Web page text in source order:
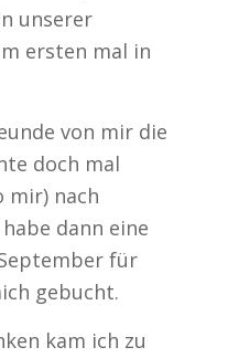
unserer
ersten mal in
von mir die
doch mal
mir) nach
dann eine
für
gebucht.
kam ich zu